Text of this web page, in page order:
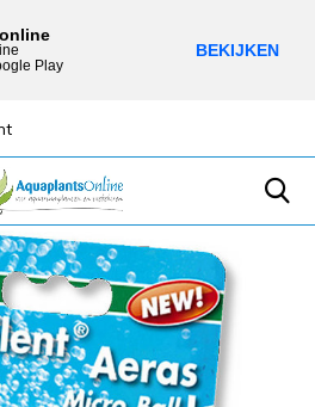
Play
BEKIJKEN